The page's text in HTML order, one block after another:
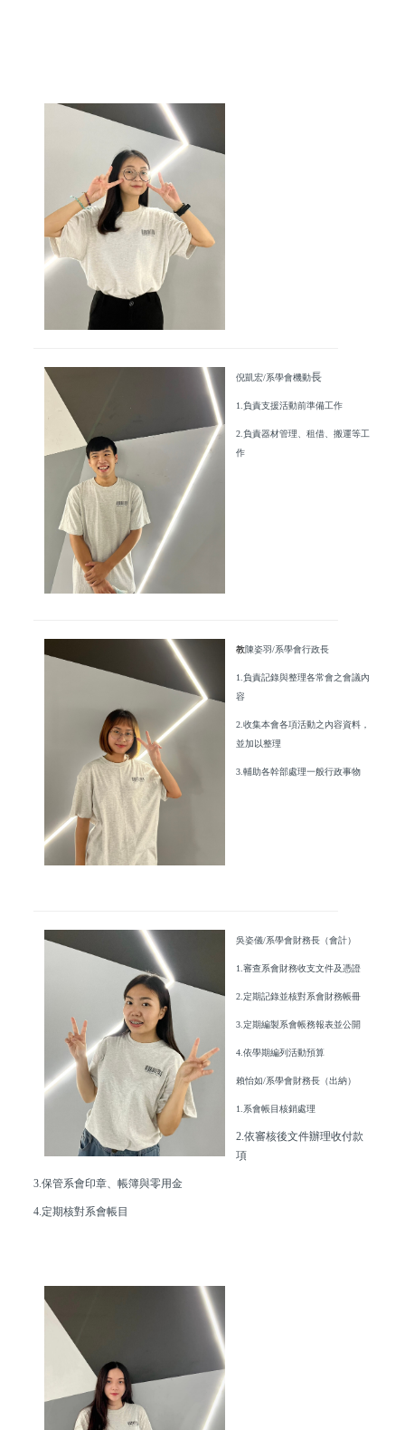
倪凱宏/系學會機動長
1.負責支援活動前準備工作
2.負責器材管理、租借、搬運等工
作
教陳姿羽/系學會行政長
1.負責記錄與整理各常會之會議內
容
2.收集本會各項活動之內容資料，
並加以整理
3.輔助各幹部處理一般行政事物
吳姿儀/系學會財務長（會計）
1.審查系會財務收支文件及憑證
2.定期記錄並核對系會財務帳冊
3.定期編製系會帳務報表並公開
4.依學期編列活動預算
賴怡如/系學會財務長（出納）
1.系會帳目核銷處理
2.依審核後文件辦理收付款
項
3.保管系會印章、帳簿與零用金
4.定期核對系會帳目